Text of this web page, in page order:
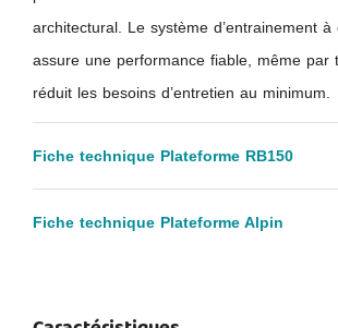
architectural. Le système d’entrainement à
assure une performance fiable, même par
réduit les besoins d’entretien au minimum.
Fiche technique Plateforme RB150
Fiche technique Plateforme Alpin